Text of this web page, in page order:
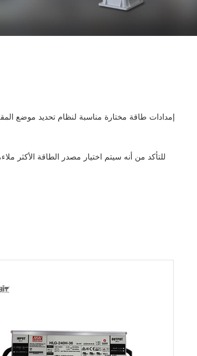
tiếng việt
للتأكد من أنه سيتم اختيار مصدر الطاقة الأكثر